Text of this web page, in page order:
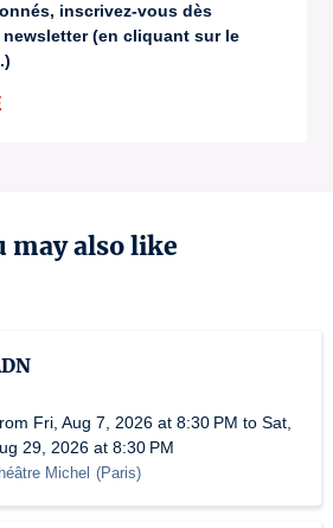
inscrivez-vous dès
(en cliquant sur le
may also like
Fri, Aug 7, 2026 at 8:30 PM to Sat,
29, 2026 at 8:30 PM
Michel (Paris)